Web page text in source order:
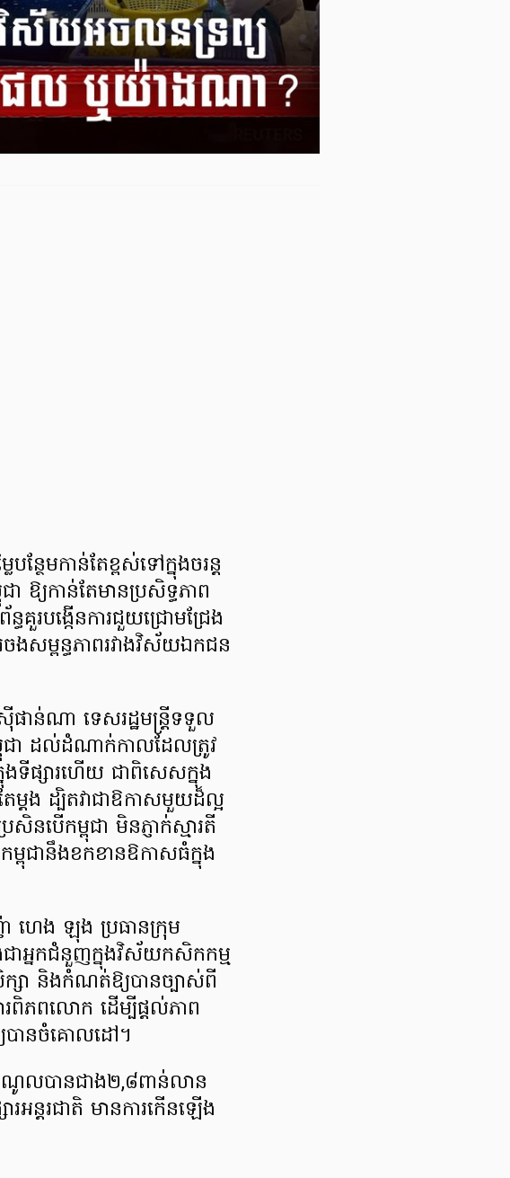
ែមកាន់តែខ្ពស់ទៅក្នុងចរន្ត
ឱ្យកាន់តែមានប្រសិទ្ធភាព
របង្កើនការជួយជ្រោមជ្រែង
ងសម្ពន្ធភាពរវាងវិស័យឯកជន
ផាន់ណា ទេសរដ្ឋមន្ត្រីទទួល
ជា ដល់ដំណាក់កាលដែលត្រូវ
ងទីផ្សារហើយ ជាពិសេសក្នុង
ម្តង ដ្បិតវាជាឱកាសមួយដ៏ល្អ
នបើកម្ពុជា មិនភ្ញាក់ស្មារតី
ជានឹងខកខានឱកាសធំក្នុង
ា ហេង ឡុង ប្រធានក្រុម
នកជំនួញក្នុងវិស័យកសិកកម្ម
សា និងកំណត់ឱ្យបានច្បាស់ពី
ពិភពលោក ដើម្បីផ្តល់ភាព
បានចំគោលដៅ។
ចំណូលបានជាង២,៨ពាន់លាន
ន្តរជាតិ មានការកើនឡើង